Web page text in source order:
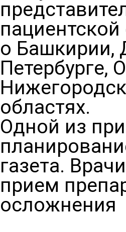
о Башкирии,
Петербурге,
областях.
Одной из
газета.
прием
осложнения